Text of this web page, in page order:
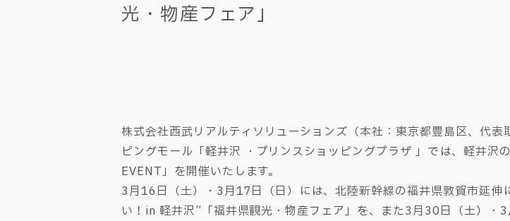
光・物産フェア」
株式会社西武リアルティソリューションズ（本社：東京都豊島区、代
ピングモール「軽井沢 ・プリンスショッピングプラザ 」では、軽井
EVENT」を開催いたします。
3月16日（土）・3月17日（日）には、北陸新幹線の福井県敦賀市延伸
い！in 軽井沢”「福井県観光・物産フェア」を、また3月30日（土）